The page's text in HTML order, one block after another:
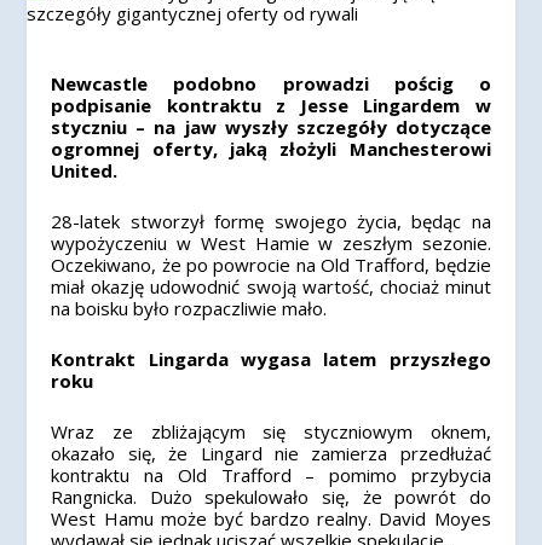
Newcastle podobno prowadzi pościg o
podpisanie kontraktu z Jesse Lingardem w
styczniu – na jaw wyszły szczegóły dotyczące
ogromnej oferty, jaką złożyli Manchesterowi
United.
28-latek stworzył formę swojego życia, będąc na
wypożyczeniu w West Hamie w zeszłym sezonie.
Oczekiwano, że po powrocie na Old Trafford, będzie
miał okazję udowodnić swoją wartość, chociaż minut
na boisku było rozpaczliwie mało.
Kontrakt Lingarda wygasa latem przyszłego
roku
Wraz ze zbliżającym się styczniowym oknem,
okazało się, że Lingard nie zamierza przedłużać
kontraktu na Old Trafford – pomimo przybycia
Rangnicka. Dużo spekulowało się, że powrót do
West Hamu może być bardzo realny. David Moyes
wydawał się jednak uciszać wszelkie spekulacje.